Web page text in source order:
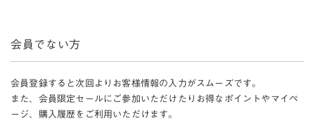
会員でない方
会員登録すると次回よりお客様情報の入力がスムーズです。
また、会員限定セールにご参加いただけたりお得なポイントやマイペ
ージ、購入履歴をご利用いただけます。